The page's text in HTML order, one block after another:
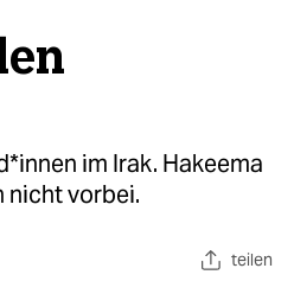
im Irak. Hakeema
nicht vorbei.
teilen